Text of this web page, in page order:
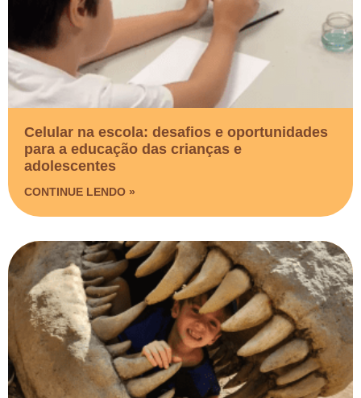
Celular na escola: desafios e oportunidades
para a educação das crianças e
adolescentes
CONTINUE LENDO »